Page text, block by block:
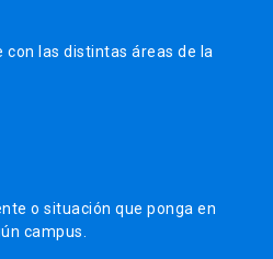
las distintas áreas de la
o situación que ponga en
campus.